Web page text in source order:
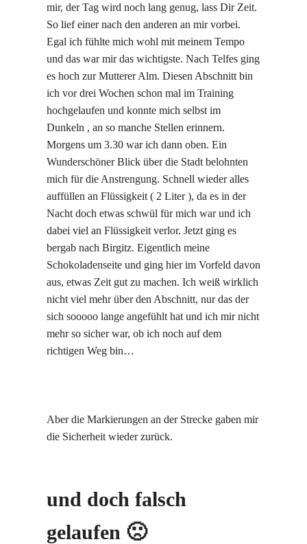
mir, der Tag wird noch lang genug, lass Dir Zeit.
So lief einer nach den anderen an mir vorbei.
Egal ich fühlte mich wohl mit meinem Tempo
und das war mir das wichtigste. Nach Telfes ging
es hoch zur Mutterer Alm. Diesen Abschnitt bin
ich vor drei Wochen schon mal im Training
hochgelaufen und konnte mich selbst im
Dunkeln , an so manche Stellen erinnern.
Morgens um 3.30 war ich dann oben. Ein
Wunderschöner Blick über die Stadt belohnten
mich für die Anstrengung. Schnell wieder alles
auffüllen an Flüssigkeit ( 2 Liter ), da es in der
Nacht doch etwas schwül für mich war und ich
dabei viel an Flüssigkeit verlor. Jetzt ging es
bergab nach Birgitz. Eigentlich meine
Schokoladenseite und ging hier im Vorfeld davon
aus, etwas Zeit gut zu machen. Ich weiß wirklich
nicht viel mehr über den Abschnitt, nur das der
sich sooooo lange angefühlt hat und ich mir nicht
mehr so sicher war, ob ich noch auf dem
richtigen Weg bin…
Aber die Markierungen an der Strecke gaben mir
die Sicherheit wieder zurück.
und doch falsch
gelaufen 🙁